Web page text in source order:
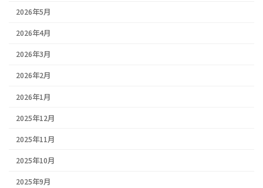
2026年5月
2026年4月
2026年3月
2026年2月
2026年1月
2025年12月
2025年11月
2025年10月
2025年9月